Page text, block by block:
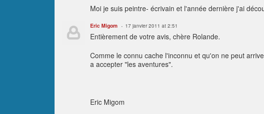
Moi je suis peintre- écrivain et l'année dernière j'ai
Eric Migom 17 janvier 2011 at 2:51
Entièrement de votre avis, chère Rolande.
Comme le connu cache l'inconnu et qu'on ne peut
a accepter "les aventures".
Eric Migom